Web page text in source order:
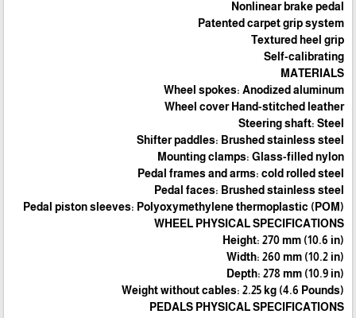
Nonlinear brake pedal
Patented carpet grip system
Textured heel grip
Self-calibrating
MATERIALS
Wheel spokes: Anodized aluminum
Wheel cover Hand-stitched leather
Steering shaft: Steel
Shifter paddles: Brushed stainless steel
Mounting clamps: Glass-filled nylon
Pedal frames and arms: cold rolled steel
Pedal faces: Brushed stainless steel
Pedal piston sleeves: Polyoxymethylene thermoplastic (POM)
WHEEL PHYSICAL SPECIFICATIONS
Height: 270 mm (10.6 in)
Width: 260 mm (10.2 in)
Depth: 278 mm (10.9 in)
Weight without cables: 2.25 kg (4.6 Pounds)
PEDALS PHYSICAL SPECIFICATIONS